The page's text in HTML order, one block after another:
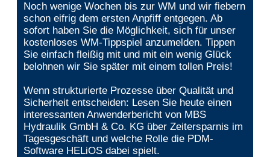
Noch wenige Wochen bis zur WM und wir fiebern
schon eifrig dem ersten Anpfiff entgegen. Ab
sofort haben Sie die Möglichkeit, sich für unser
kostenloses WM-Tippspiel anzumelden. Tippen
Sie einfach fleißig mit und mit ein wenig Glück
belohnen wir Sie später mit einem tollen Preis!
Wenn strukturierte Prozesse über Qualität und
Sicherheit entscheiden: Lesen Sie heute einen
interessanten Anwenderbericht von MBS
Hydraulik GmbH & Co. KG über Zeitersparnis im
Tagesgeschäft und welche Rolle die PDM-
Software HELiOS dabei spielt.